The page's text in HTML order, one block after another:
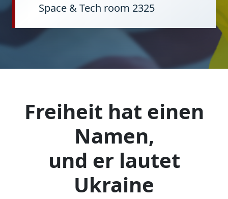
Space & Tech room 2325
Freiheit hat einen
Namen,
und er lautet
Ukraine